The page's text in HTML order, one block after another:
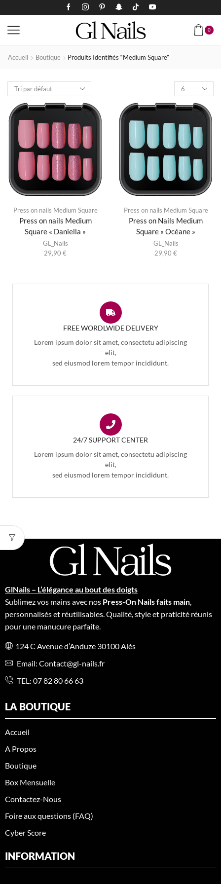
0
Accueil Boutique Produits Identifiés “Medium Square”
Press on nails Medium Square
Press on nails Medium
Square « Daniella »
GL_Nails
29,90 €
Press on nails Medium Square
Press on Nails Medium
Square « Océane »
GL_Nails
29,90 €
FREE WORDLWIDE DELIVERY
Lorem ipsum dolor sit amet, consectetu adipiscing
elit,
sed eiusmod lorem tempor incididunt.
24/7 SUPPORT CENTER
Lorem ipsum dolor sit amet, consectetu adipiscing
elit,
sed eiusmod lorem tempor incididunt.
GlNails – L’élégance au bout des doigts
Sublimez vos mains avec nos Press-On Nails faits main
personnalisés et réutilisables. Qualité, style et praticité réunis
pour une manucure parfaite.
124 C Avenue d’Anduze 30100 Alès
Email: Contact@gl-nails.fr
TEL: 07 82 80 66 63
LA BOUTIQUE
Accueil
A Propos
Boutique
Box Mensuelle
Contactez-Nous
Foire aux questions (FAQ)
Cyber Score
INFORMATION